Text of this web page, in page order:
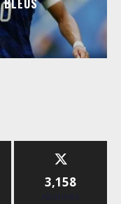
BLEUS
3,158
Abonnés